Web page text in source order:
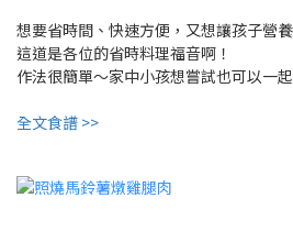
想要省時間、快速方便，又想讓孩子營
這道是各位的省時料理福音啊！
作法很簡單～家中小孩想嘗試也可以一
全文食譜 >>